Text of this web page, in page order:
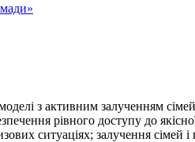
з активним залученням
рівного доступу до
ситуаціях; залучення сімей і